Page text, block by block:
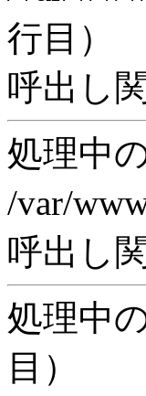
行目）
呼出し
処理中
/var/
呼出し
処理中
目）